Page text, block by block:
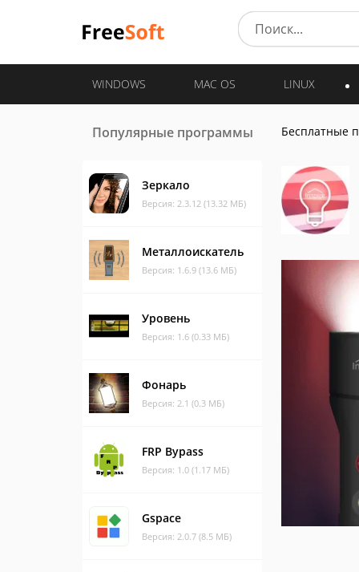
WINDOWS MAC OS LINUX
Популярные программы
Зеркало
Версия: 2.3.12 (13.32 МБ)
Металлоискатель
Версия: 1.6.9 (13.6 МБ)
Уровень
Версия: 1.6 (0.33 МБ)
Фонарь
Версия: 2.1 (0.3 МБ)
FRP Bypass
Версия: 1.0 (1.17 МБ)
Gspace
Версия: 2.0.7 (8.5 МБ)
Бесплатные